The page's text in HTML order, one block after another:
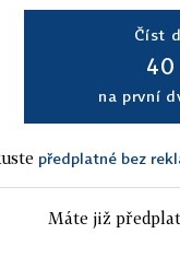
Číst
40
na první
předplatné bez
Máte již